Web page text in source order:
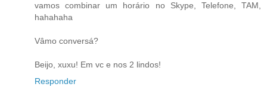
vamos combinar um horário no Skype, Telefone, TAM,
hahahaha
Vâmo conversá?
Beijo, xuxu! Em vc e nos 2 lindos!
Responder